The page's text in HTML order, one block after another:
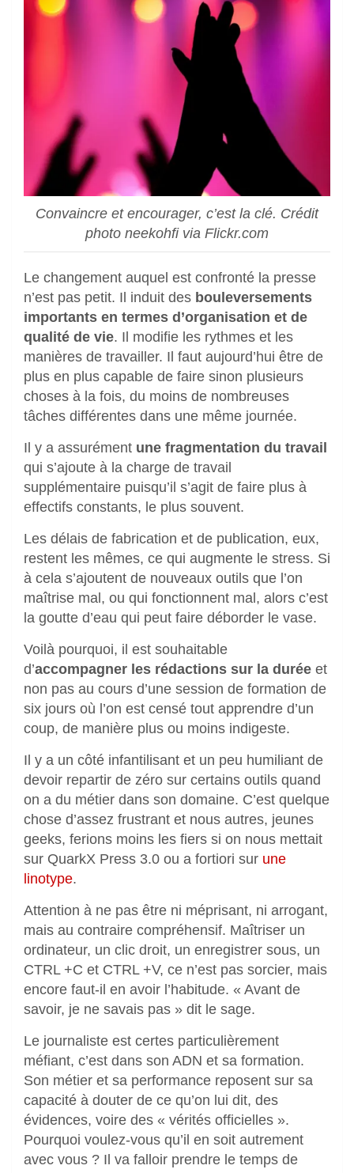
Convaincre et encourager, c’est la clé. Crédit
photo neekohfi via Flickr.com
Le changement auquel est confronté la presse
n’est pas petit. Il induit des bouleversements
importants en termes d’organisation et de
qualité de vie. Il modifie les rythmes et les
manières de travailler. Il faut aujourd’hui être de
plus en plus capable de faire sinon plusieurs
choses à la fois, du moins de nombreuses
tâches différentes dans une même journée.
Il y a assurément une fragmentation du travail
qui s’ajoute à la charge de travail
supplémentaire puisqu’il s’agit de faire plus à
effectifs constants, le plus souvent.
Les délais de fabrication et de publication, eux,
restent les mêmes, ce qui augmente le stress. Si
à cela s’ajoutent de nouveaux outils que l’on
maîtrise mal, ou qui fonctionnent mal, alors c’est
la goutte d’eau qui peut faire déborder le vase.
Voilà pourquoi, il est souhaitable
d’accompagner les rédactions sur la durée et
non pas au cours d’une session de formation de
six jours où l’on est censé tout apprendre d’un
coup, de manière plus ou moins indigeste.
Il y a un côté infantilisant et un peu humiliant de
devoir repartir de zéro sur certains outils quand
on a du métier dans son domaine. C’est quelque
chose d’assez frustrant et nous autres, jeunes
geeks, ferions moins les fiers si on nous mettait
sur QuarkX Press 3.0 ou a fortiori sur une
linotype.
Attention à ne pas être ni méprisant, ni arrogant,
mais au contraire compréhensif. Maîtriser un
ordinateur, un clic droit, un enregistrer sous, un
CTRL +C et CTRL +V, ce n’est pas sorcier, mais
encore faut-il en avoir l’habitude. « Avant de
savoir, je ne savais pas » dit le sage.
Le journaliste est certes particulièrement
méfiant, c’est dans son ADN et sa formation.
Son métier et sa performance reposent sur sa
capacité à douter de ce qu’on lui dit, des
évidences, voire des « vérités officielles ».
Pourquoi voulez-vous qu’il en soit autrement
avec vous ? Il va falloir prendre le temps de